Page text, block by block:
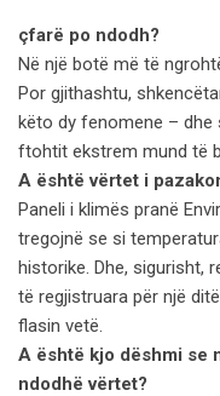
çfarë po ndodh?
Në një botë më të
Por gjithashtu,
këto dy fenomene – dhe
ftohtit ekstrem mund të
A është vërtet i
Paneli i klimës pranë
tregojnë se si
historike. Dhe, sigurisht,
të regjistruara për një
flasin vetë.
A është kjo dëshmi se
ndodhë vërtet?